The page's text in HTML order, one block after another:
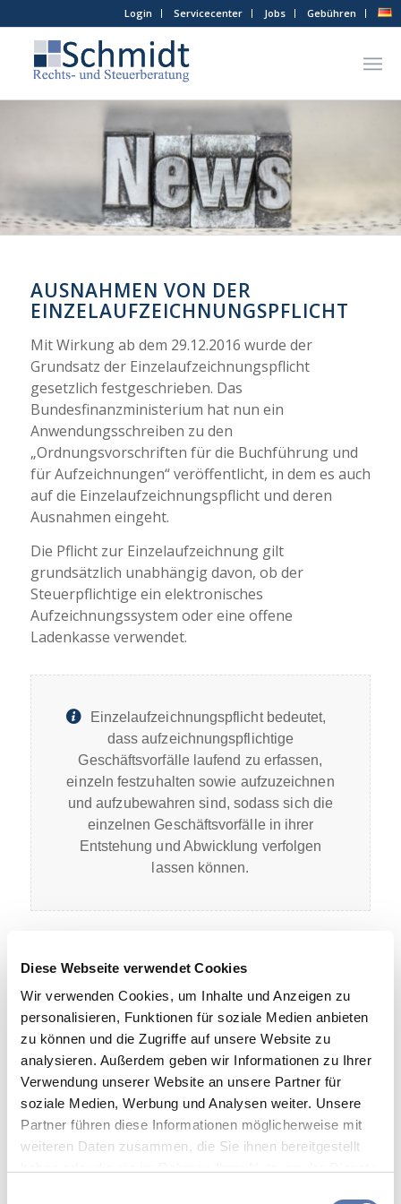
Diese Webseite verwendet Cookies
Wir verwenden Cookies, um Inhalte und Anzeigen zu
personalisieren, Funktionen für soziale Medien anbieten
zu können und die Zugriffe auf unsere Website zu
analysieren. Außerdem geben wir Informationen zu Ihrer
Verwendung unserer Website an unsere Partner für
soziale Medien, Werbung und Analysen weiter. Unsere
Partner führen diese Informationen möglicherweise mit
weiteren Daten zusammen, die Sie ihnen bereitgestellt
Login Servicecenter Jobs Gebühren
AUSNAHMEN VON DER
EINZELAUFZEICHNUNGSPFLICHT
Mit Wirkung ab dem 29.12.2016 wurde der
Grundsatz der Einzelaufzeichnungspflicht
gesetzlich festgeschrieben. Das
Bundesfinanzministerium hat nun ein
Anwendungsschreiben zu den
„Ordnungsvorschriften für die Buchführung und
für Aufzeichnungen“ veröffentlicht, in dem es auch
auf die Einzelaufzeichnungspflicht und deren
Ausnahmen eingeht.
Die Pflicht zur Einzelaufzeichnung gilt
grundsätzlich unabhängig davon, ob der
Steuerpflichtige ein elektronisches
Aufzeichnungssystem oder eine offene
Ladenkasse verwendet.
Einzelaufzeichnungspflicht bedeutet,
dass aufzeichnungspflichtige
Geschäftsvorfälle laufend zu erfassen,
einzeln festzuhalten sowie aufzuzeichnen
und aufzubewahren sind, sodass sich die
einzelnen Geschäftsvorfälle in ihrer
Entstehung und Abwicklung verfolgen
lassen können.
Verkauf von Waren an eine Vielzahl von nicht
bekannten Personen gegen Barzahlung aus
Zumutbarkeitsgründen keine
Einzelaufzeichnungspflicht. Voraussetzung: Es
wird eine offene Ladenkasse und kein
elektronisches Aufzeichnungssystem verwendet.
Diese Ausnahmeregelung hat das
Bundesfinanzministerium nun auf
Dienstleistungen gegen Barzahlung ausgedehnt,
wenn kein elektronisches Aufzeichnungssystem
verwendet wird. Der Geschäftsbetrieb muss auf